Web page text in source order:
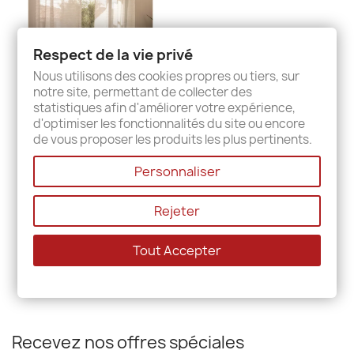
Rideau Oeillets Toronto
35,00 €
Affichage 1-1 de 1 article(s)
Recevez nos offres spéciales
Respect de la vie privé
Nous utilisons des cookies propres ou tiers, sur
notre site, permettant de collecter des
statistiques afin d'améliorer votre expérience,
d'optimiser les fonctionnalités du site ou encore
de vous proposer les produits les plus pertinents.
Personnaliser
Rejeter
Tout Accepter